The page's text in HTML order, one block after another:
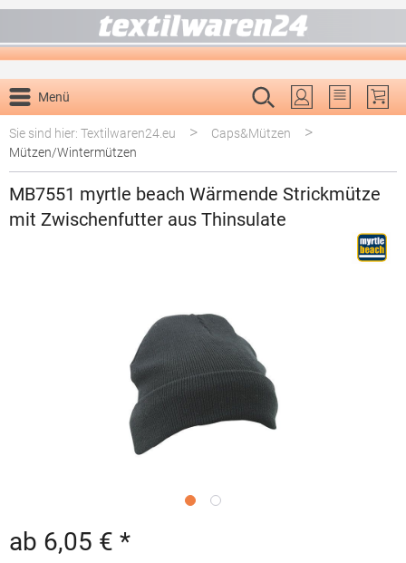
Menü
Du hast 0
Sie sind hier: Textilwaren24.eu
> Caps&Mützen >
Mützen/Wintermützen
MB7551 myrtle beach Wärmende Strickmütze
mit Zwischenfutter aus Thinsulate
ab 6,05 € *